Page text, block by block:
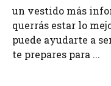
un vestido más
querrás estar lo
puede ayudarte a
te prepares para ...